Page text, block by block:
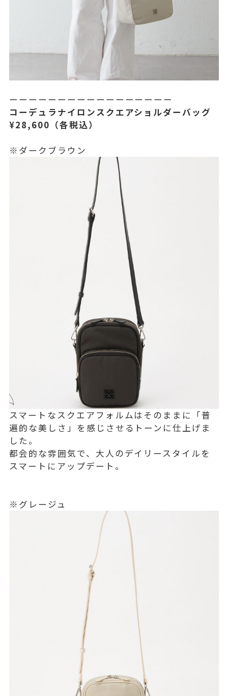
ーーーーーーーーーーーーーーーーー
コーデュラナイロンスクエアショルダーバッグ
¥28,600（各税込）
※ダークブラウン
スマートなスクエアフォルムはそのままに「普
遍的な美しさ」を感じさせるトーンに仕上げま
した。
都会的な雰囲気で、大人のデイリースタイルを
スマートにアップデート。
※グレージュ